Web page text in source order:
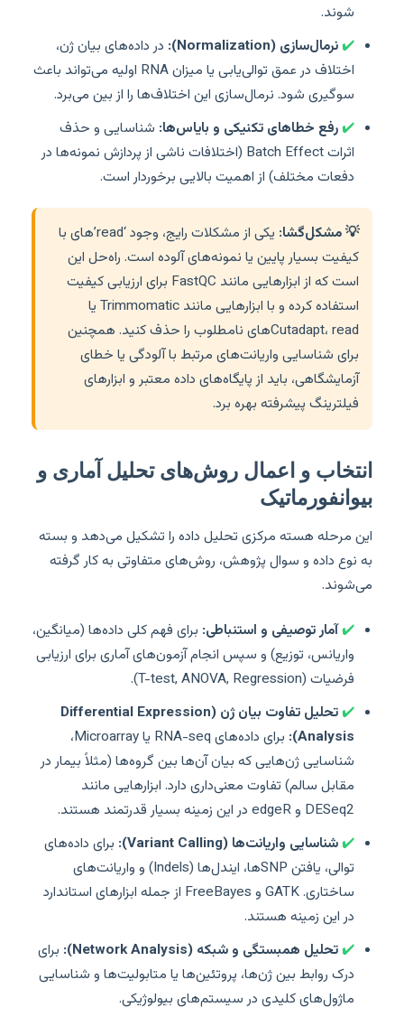
شوند.
✔️نرمال‌سازی (Normalization):
در داده‌های بیان ژن،
اختلاف در عمق توالی‌یابی یا میزان RNA اولیه می‌تواند باعث
سوگیری شود. نرمال‌سازی این اختلاف‌ها را از بین می‌برد.
✔️رفع خطاهای تکنیکی و بایاس‌ها: شناسایی و حذف
اثرات Batch Effect (اختلافات ناشی از پردازش نمونه‌ها در
دفعات مختلف) از اهمیت بالایی برخوردار است.
💡 مشکل‌گشا:
یکی از مشکلات رایج، وجود ‘read’های با
کیفیت بسیار پایین یا نمونه‌های آلوده است. راه‌حل این
است که از ابزارهایی مانند FastQC برای ارزیابی کیفیت
استفاده کرده و با ابزارهایی مانند Trimmomatic یا
Cutadapt، readهای نامطلوب را حذف کنید. همچنین
برای شناسایی واریانت‌های مرتبط با آلودگی یا خطای
آزمایشگاهی، باید از پایگاه‌های داده معتبر و ابزارهای
فیلترینگ پیشرفته بهره برد.
انتخاب و اعمال روش‌های تحلیل آماری و
بیوانفورماتیک
این مرحله هسته مرکزی تحلیل داده را تشکیل می‌دهد و بسته
به نوع داده و سوال پژوهش، روش‌های متفاوتی به کار گرفته
می‌شوند.
✔️آمار توصیفی و استنباطی: برای فهم کلی داده‌ها (میانگین،
واریانس، توزیع) و سپس انجام آزمون‌های آماری برای ارزیابی
فرضیات (T-test, ANOVA, Regression).
✔️
تحلیل تفاوت بیان ژن (Differential Expression
Analysis):
برای داده‌های RNA-seq یا Microarray،
شناسایی ژن‌هایی که بیان آن‌ها بین گروه‌ها (مثلاً بیمار در
مقابل سالم) تفاوت معنی‌داری دارد. ابزارهایی مانند
DESeq2 و edgeR در این زمینه بسیار قدرتمند هستند.
✔️شناسایی واریانت‌ها (Variant Calling):
برای داده‌های
توالی‌، یافتن SNP‌ها، ایندل‌ها (Indels) و واریانت‌های
ساختاری. GATK و FreeBayes از جمله ابزارهای استاندارد
در این زمینه هستند.
✔️تحلیل همبستگی و شبکه (Network Analysis):
برای
درک روابط بین ژن‌ها، پروتئین‌ها یا متابولیت‌ها و شناسایی
ماژول‌های کلیدی در سیستم‌های بیولوژیکی.